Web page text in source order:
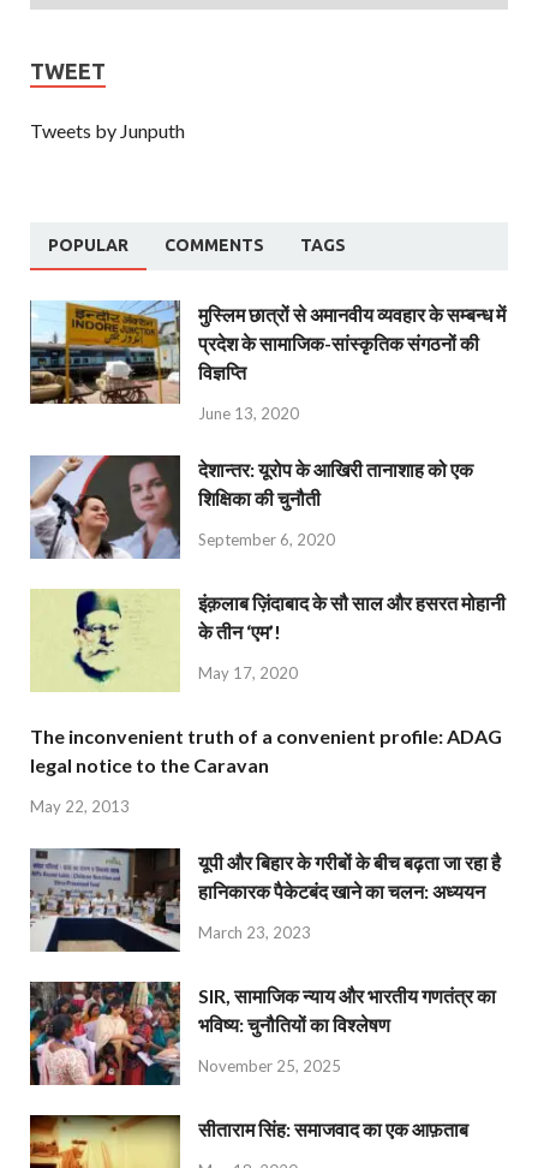
TWEET
Tweets by Junputh
POPULAR COMMENTS TAGS
मुस्लिम छात्रों से अमानवीय व्यवहार के सम्बन्ध में
प्रदेश के सामाजिक-सांस्कृतिक संगठनों की
विज्ञप्ति
June 13, 2020
देशान्‍तर: यूरोप के आखिरी तानाशाह को एक
शिक्षिका की चुनौती
September 6, 2020
इंक़लाब ज़िंदाबाद के सौ साल और हसरत मोहानी
के तीन ‘एम’!
May 17, 2020
The inconvenient truth of a convenient profile: ADAG
legal notice to the Caravan
May 22, 2013
यूपी और बिहार के गरीबों के बीच बढ़ता जा रहा है
हानिकारक पैकेटबंद खाने का चलन: अध्ययन
March 23, 2023
SIR, सामाजिक न्याय और भारतीय गणतंत्र का
भविष्य: चुनौतियों का विश्लेषण
November 25, 2025
सीताराम सिंह: समाजवाद का एक आफ़ताब